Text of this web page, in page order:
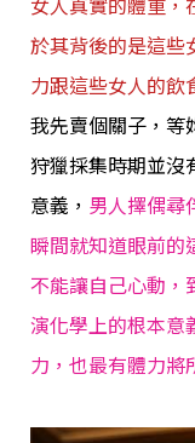
於其背後的是這些
力跟這些女人的飲
我先賣個關子，等
狩獵採集時期並沒
意義， 男人擇偶尋
瞬間就知道眼前的
不能讓自己心動，
演化學上的根本意
力 ，也最有體力將